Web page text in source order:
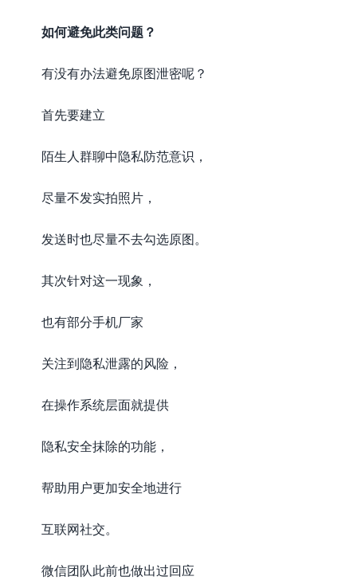
如何避免此类问题？
有没有办法避免原图泄密呢？
首先要建立
陌生人群聊中隐私防范意识，
尽量不发实拍照片，
发送时也尽量不去勾选原图。
其次针对这一现象，
也有部分手机厂家
关注到隐私泄露的风险，
在操作系统层面就提供
隐私安全抹除的功能，
帮助用户更加安全地进行
互联网社交。
微信团队此前也做出过回应